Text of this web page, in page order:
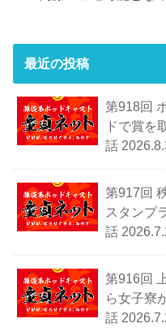
最近の投稿
第918回
ドで賞を
話
第917回
スタンプ
話
第916回
ら女子寮
話